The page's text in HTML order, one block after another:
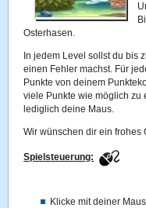
Osterhasen.
In jedem Level sollst du bis
einen Fehler machst. Für
Punkte von deinem
viele Punkte wie möglich zu
lediglich deine Maus.
Wir wünschen dir ein frohes
Spielsteuerung:
Klicke mit deiner